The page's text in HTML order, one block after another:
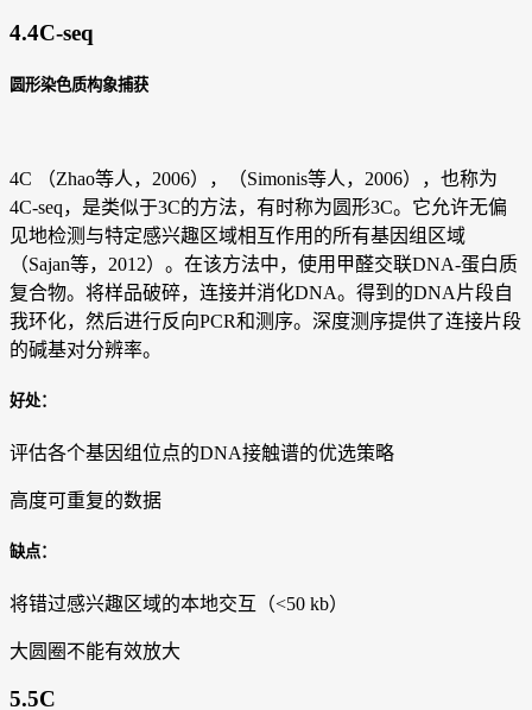
4.4C-seq
圆形染色质构象捕获
4C （Zhao等人，2006），（Simonis等人，2006），也称为
4C-seq，是类似于3C的方法，有时称为圆形3C。它允许无偏
见地检测与特定感兴趣区域相互作用的所有基因组区域
（Sajan等，2012）。在该方法中，使用甲醛交联DNA-蛋白质
复合物。将样品破碎，连接并消化DNA。得到的DNA片段自
我环化，然后进行反向PCR和测序。深度测序提供了连接片段
的碱基对分辨率。
好处：
评估各个基因组位点的DNA接触谱的优选策略
高度可重复的数据
缺点：
将错过感兴趣区域的本地交互（<50 kb）
大圆圈不能有效放大
5.5C